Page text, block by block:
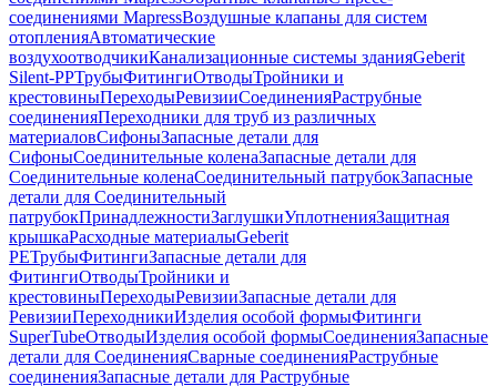
соединениями MapressВоздушные клапаны для систем
отопленияАвтоматические
воздухоотводчикиКанализационные системы зданияGeberit
Silent-PPТрубыФитингиОтводыТройники и
крестовиныПереходыРевизииСоединенияРаструбные
соединенияПереходники для труб из различных
материаловСифоныЗапасные детали для
СифоныСоединительные коленаЗапасные детали для
Соединительные коленаСоединительный патрубокЗапасные
детали для Соединительный
патрубокПринадлежностиЗаглушкиУплотненияЗащитная
крышкаРасходные материалыGeberit
PEТрубыФитингиЗапасные детали для
ФитингиОтводыТройники и
крестовиныПереходыРевизииЗапасные детали для
РевизииПереходникиИзделия особой формыФитинги
SuperTubeОтводыИзделия особой формыСоединенияЗапасные
детали для СоединенияСварные соединенияРаструбные
соединенияЗапасные детали для Раструбные